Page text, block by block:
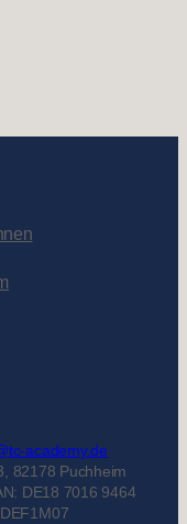
academy.de
82178 Puchheim
DE18 7016 9464